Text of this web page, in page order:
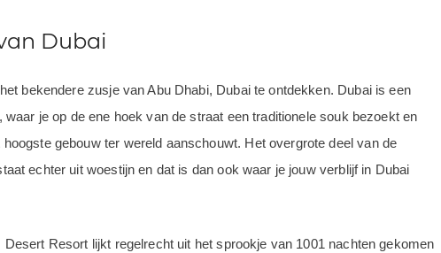
Dubai
bekendere zusje van Abu Dhabi, Dubai te ontdekken. Dubai is een
waar je op de ene hoek van de straat een traditionele souk bezoekt en
gebouw ter wereld aanschouwt. Het overgrote deel van de
echter uit woestijn en dat is dan ook waar je jouw verblijf in Dubai
Desert Resort lijkt regelrecht uit het sprookje van 1001 nachten gekomen